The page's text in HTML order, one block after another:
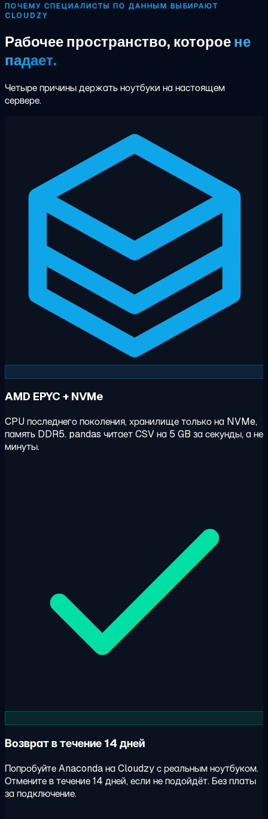
ПОЧЕМУ СПЕЦИАЛИСТЫ ПО ДАННЫМ ВЫБИРАЮТ
CLOUDZY
Рабочее пространство, котороене
падает.
Четыре причины держать ноутбуки на настоящем
сервере.
AMD EPYC + NVMe
CPU последнего поколения, хранилище только на NVMe,
память DDR5. pandas читает CSV на 5 GB за секунды, а не
минуты.
Возврат в течение 14 дней
Попробуйте Anaconda на Cloudzy с реальным ноутбуком.
Отмените в течение 14 дней, если не подойдёт. Без платы
за подключение.